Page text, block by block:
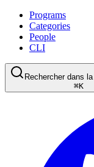
Programs
Categories
People
CLI
Rechercher dans
⌘K